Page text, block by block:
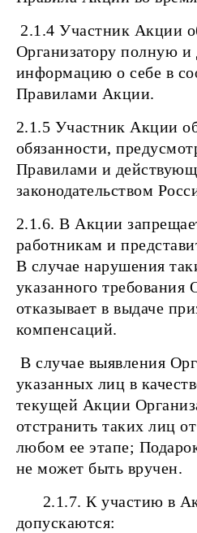
2.1.4 Участник Акции
Организатору полную и
информацию о себе в
Правилами Акции.
2.1.5 Участник Акции
обязанности,
Правилами и
законодательством
2.1.6. В Акции
работникам и
В случае нарушения
указанного требования
отказывает в выдаче
компенсаций.
В случае выявления
указанных лиц в
текущей Акции
отстранить таких лиц
любом ее этапе;
не может быть вручен.
2.1.7. К участию в
допускаются: